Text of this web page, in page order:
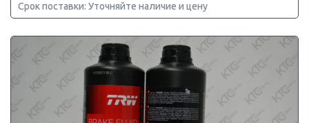
Срок поставки: Уточняйте наличие и цену